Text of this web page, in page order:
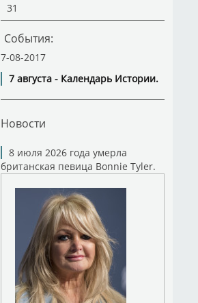
31
События:
7-08-2017
7 августа - Календарь Истории.
Новости
8 июля 2026 года умерла
британская певица Bonnie Tyler.